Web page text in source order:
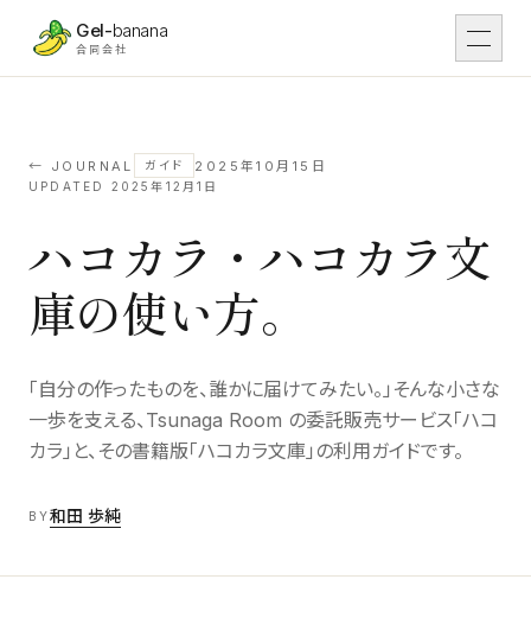
本文へスキップ
Gel-banana
合同会社
DX DX支援
03IT IT開発
04Tsunaga Room場・運営
← JOURNAL ガイド 2025年10月15日
UPDATED 2025年12月1日
ハコカラ・ハコカラ文
庫の使い方。
「自分の作ったものを、誰かに届けてみたい。」そんな小さな
一歩を支える、Tsunaga Room の委託販売サービス「ハコ
カラ」と、その書籍版「ハコカラ文庫」の利用ガイドです。
BY和田 歩純